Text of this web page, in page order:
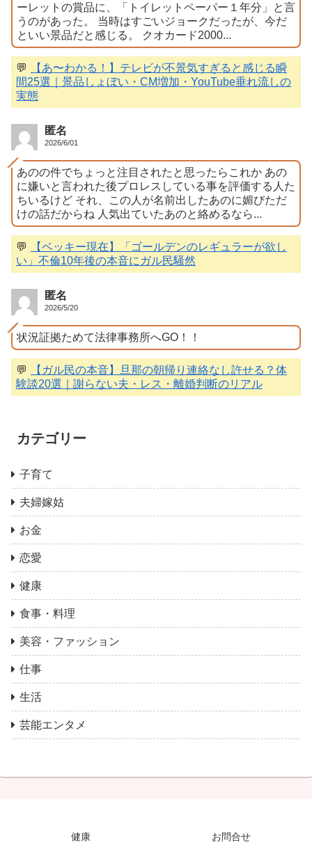
ーレットの賞品に、「トイレットペーパー１年分」と言
うのがあった。 当時はすごいジョークだったが、今だ
といい景品だと感じる。 クオカード2000...
💬
【あ〜わかる！】テレビが不景気すぎると感じる瞬
間25選｜景品しょぼい・CM増加・YouTube垂れ流しの
実態
匿名
2026/6/01
あのの件でちょっと注目されたと思ったらこれか あの
に嫌いと言われた後プロレスしている事を評価する人た
ちいるけど それ、この人が名前出したあのに媚びただ
けの話だからね 人気出ていたあのと絡めるなら...
💬
【ベッキー現在】「ゴールデンのレギュラーが欲し
い」不倫10年後の本音にガル民騒然
匿名
2026/5/20
状況証拠ためて法律事務所へGO！！
💬
【ガル民の本音】旦那の朝帰り連絡なし許せる？体
験談20選｜謝らない夫・レス・離婚判断のリアル
カテゴリー
子育て
夫婦嫁姑
お金
恋愛
健康
食事・料理
美容・ファッション
仕事
生活
芸能エンタメ
健康 お問合せ